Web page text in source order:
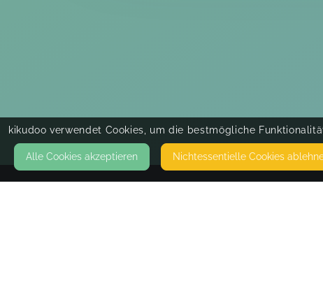
kikudoo verwendet Cookies, um die bestmögliche
Alle Cookies akzeptieren Nicht­essentielle Cookies